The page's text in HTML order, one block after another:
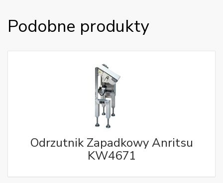
Podobne produkty
Odrzutnik Zapadkowy Anritsu
KW4671